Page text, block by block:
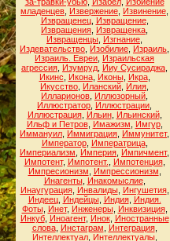
младенцев Извержение Извинение
Извращенец, Извращение,
Извращения Извращенка
Извращенцы Изгнание
Издевательство Изобилие Израиль
Израиль. Евреи Израильская
агрессия Изумруд Ииу Сусираджа
Икинс
Икона, Иконы, Икра,
Икусство Иланский Илия
Илларионов Иллюзорный
Иллюстратор Иллюстрации
Иллюстрация, Ильин, Ильинский,
Ильф и Петров, Имажизм Имгур,
Иммануил Иммиграция Иммунитет,
Император, Императрица,
Империализм
Империя Импичмент,
Импотент, Импотент. Импотенция,
Импресионизм
Импрессионизм
Инагенты, Инакомыслие,
Инаугурация, Инвалиды, Ингушетия,
Индеец, Индейцы, Индия, Индия.
Фоты, Инет, Инженеры, Инквизиция,
Инкуб, Иноагент, Инок, Иностранные
слова, Инстаграм Интеграция,
Интеллектуал, Интеллектуалы,